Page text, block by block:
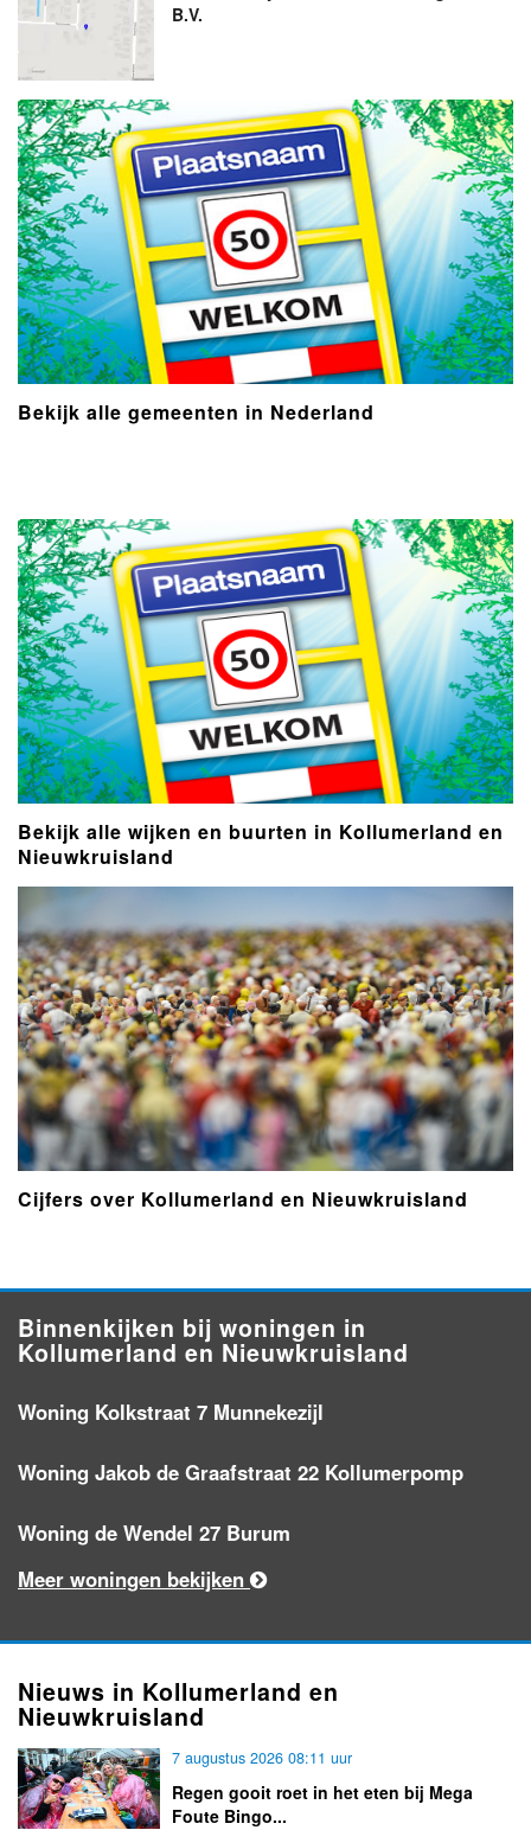
B.V.
Bekijk alle gemeenten in Nederland
Bekijk alle wijken en buurten in Kollumerland en
Nieuwkruisland
Cijfers over Kollumerland en Nieuwkruisland
Binnenkijken bij woningen in
Kollumerland en Nieuwkruisland
Woning Kolkstraat 7 Munnekezijl
Woning Jakob de Graafstraat 22 Kollumerpomp
Woning de Wendel 27 Burum
Meer woningen bekijken
Nieuws in Kollumerland en
Nieuwkruisland
7 augustus 2026 08:11 uur
Regen gooit roet in het eten bij Mega
Foute Bingo...